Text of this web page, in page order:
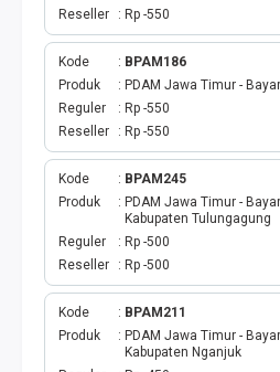
TAGIHAN
BELANJA ONLINE
TV BERBAYAR
TOKO ONLINE
AKTIVASI
GATEWAYKU
Reseller
Rp -550
Kode
BPAM186
Produk
PDAM Jawa Timur -
Reguler
Rp -550
Reseller
Rp -550
Kode
BPAM245
Produk
PDAM Jawa Timur -
Kabupaten Tulungagung
Reguler
Rp -500
Reseller
Rp -500
Kode
BPAM211
Produk
PDAM Jawa Timur -
Kabupaten Nganjuk